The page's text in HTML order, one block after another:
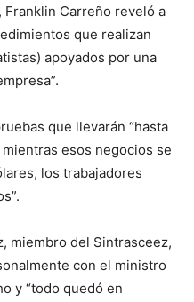
Carreño reveló a
que realizan
apoyados por una
que llevarán “hasta
esos negocios se
los trabajadores
miembro del Sintrasceez,
con el ministro
y “todo quedó en